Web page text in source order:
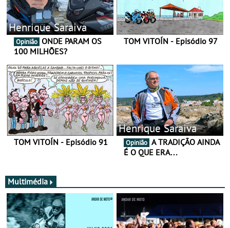
Henrique Saraiva
Opinião
100 MILHÕES?
TOM VITOÍN - Episódio 97
TOM VITOÍN - Episódio 91
Henrique Saraiva
Opinião
É O QUE ERA…
Multimédia